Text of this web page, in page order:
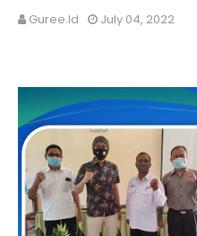
Guree.id July 04, 2022